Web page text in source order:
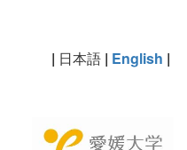
| 日本語 | English |